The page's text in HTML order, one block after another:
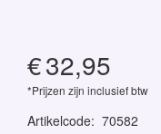
€32,95
*Prijzen zijn inclusief btw
Artikelcode: 70582